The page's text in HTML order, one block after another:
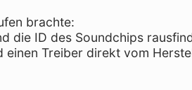
brachte:
die ID des Soundchips
Treiber direkt vom